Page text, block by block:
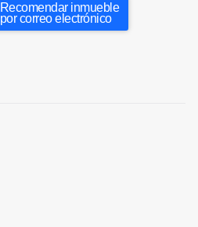
Recomendar inmueble
por correo electrónico